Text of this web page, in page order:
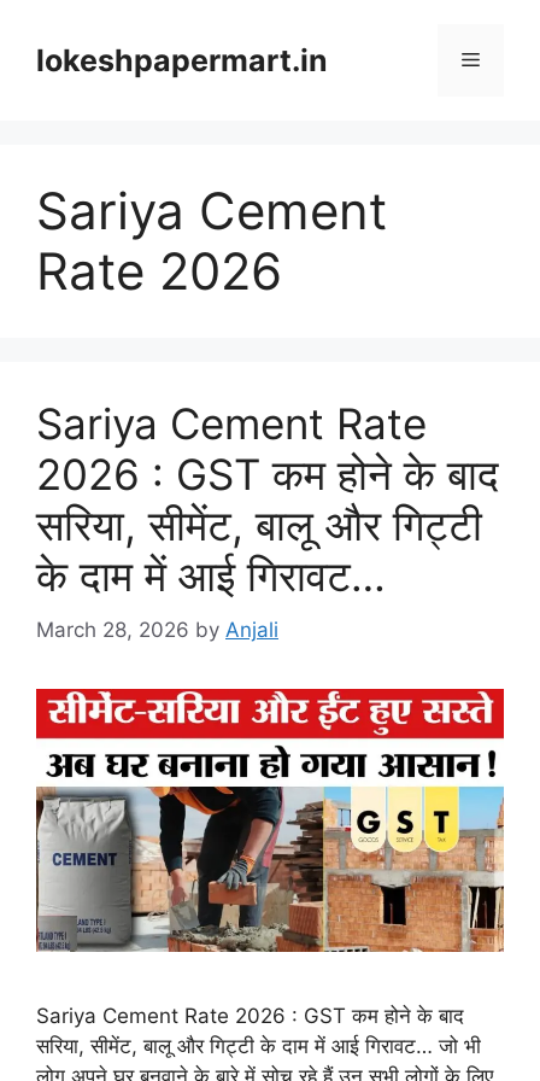
contentlokeshpapermart.in Menu
Sariya Cement
Rate 2026
Sariya Cement Rate
2026 : GST कम होने के बाद
सरिया, सीमेंट, बालू और गिट्टी
के दाम में आई गिरावट…
March 28, 2026 by Anjali
Sariya Cement Rate 2026 : GST कम होने के बाद
सरिया, सीमेंट, बालू और गिट्टी के दाम में आई गिरावट… जो भी
लोग अपने घर बनवाने के बारे में सोच रहे हैं उन सभी लोगों के लिए